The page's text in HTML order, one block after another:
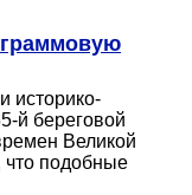
историко-
й береговой
Великой
что подобные